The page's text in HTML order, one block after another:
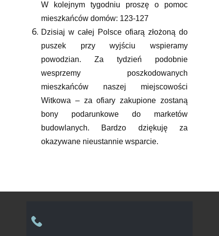
W kolejnym tygodniu proszę o pomoc
mieszkańców domów: 123-127
Dzisiaj w całej Polsce ofiarą złożoną do
puszek przy wyjściu wspieramy
powodzian. Za tydzień podobnie
wesprzemy poszkodowanych
mieszkańców naszej miejscowości
Witkowa – za ofiary zakupione zostaną
bony podarunkowe do marketów
budowlanych. Bardzo dziękuję za
okazywane nieustannie wsparcie.